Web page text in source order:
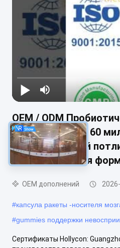
OEM / ODM
производства - 60
баланса, ночной
индивидуальная
OEM дополнений
#капсула ракеты -носителя
#gummies поддержки
Сертификаты Hollycon: